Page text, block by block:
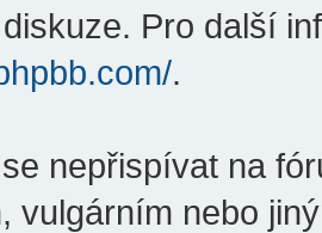
Pro další
.
nepřispívat na
vulgárním nebo